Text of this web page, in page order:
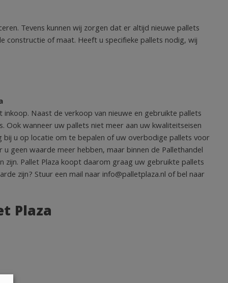
Tevens kunnen wij zorgen dat er altijd nieuwe pallets
constructie of maat. Heeft u specifieke pallets nodig, wij
Naast de verkoop van nieuwe en gebruikte pallets
wanneer uw pallets niet meer aan uw kwaliteitseisen
u op locatie om te bepalen of uw overbodige pallets voor
geen waarde meer hebben, maar binnen de Pallethandel
zijn. Pallet Plaza koopt daarom graag uw gebruikte pallets
zijn? Stuur een mail naar info@palletplaza.nl of bel naar
Plaza